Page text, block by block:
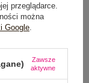
przeglądarce.
można
Google
Zawsze
aktywne